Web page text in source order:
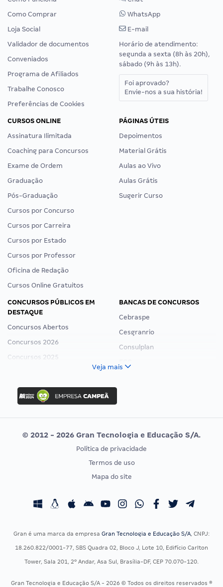
Como Comprar
Loja Social
Validador de documentos
Conveniados
Programa de Afiliados
Trabalhe Conosco
Preferências de Cookies
WhatsApp
E-mail
Horário de atendimento:
segunda a sexta (8h às 20h),
sábado (9h às 13h).
Foi aprovado?
Envie-nos a sua história!
CURSOS ONLINE
Assinatura Ilimitada
Coaching para Concursos
Exame de Ordem
Graduação
Pós-Graduação
Cursos por Concurso
Cursos por Carreira
Cursos por Estado
Cursos por Professor
Oficina de Redação
Cursos Online Gratuitos
PÁGINAS ÚTEIS
Depoimentos
Material Grátis
Aulas ao Vivo
Aulas Grátis
Sugerir Curso
CONCURSOS PÚBLICOS EM
DESTAQUE
Concursos Abertos
Concursos 2026
Concursos 2025
Concurso Nacional Unificado
Concurso Ibama
Concurso MPU
Editais publicados
BANCAS DE CONCURSOS
Cebraspe
Cesgranrio
Consulplan
Vunesp
CONCURSOS POR PROFISSÃO
Concursos Fiscais
Concursos Saúde
EXAME DE ORDEM
Calendário OAB
Veja mais
© 2012 - 2026 Gran Tecnologia e Educação S/A.
Política de privacidade
Termos de uso
Mapa do site
Gran é uma marca da empresa Gran Tecnologia e Educação S/A, CNPJ:
18.260.822/0001-77, SBS Quadra 02, Bloco J, Lote 10, Edifício Carlton
Tower, Sala 201, 2º Andar, Asa Sul, Brasília-DF, CEP 70.070-120.
Gran Tecnologia e Educação S/A - 2026 © Todos os direitos reservados ®